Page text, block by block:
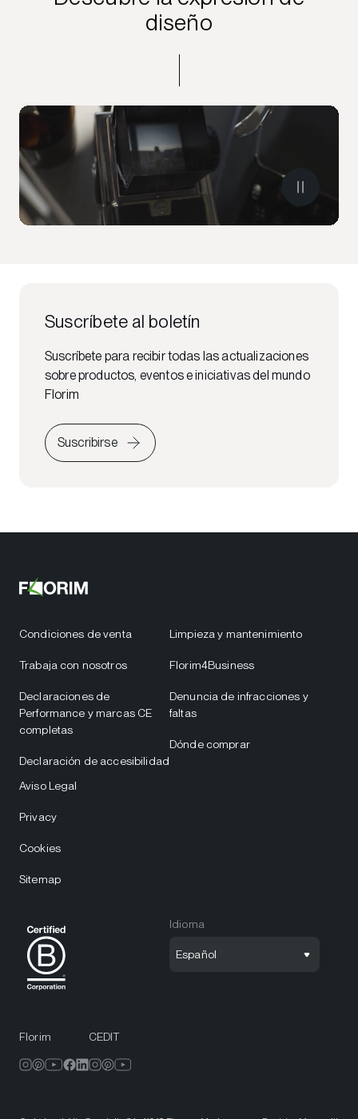
diseño
Suscríbete al boletín
Suscríbete para recibir todas las actualizaciones
sobre productos, eventos e iniciativas del mundo
Florim
Suscribirse
Condiciones de venta
Trabaja con nosotros
Declaraciones de
Performance y marcas CE
completas
Declaración de accesibilidad
Limpieza y mantenimiento
Florim4Business
Denuncia de infracciones y
faltas
Dónde comprar
Aviso Legal
Privacy
Cookies
Sitemap
Idioma
Español
Florim CEDIT